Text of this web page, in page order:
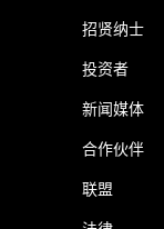
招贤纳士
投资者
新闻媒体
合作伙伴
联盟